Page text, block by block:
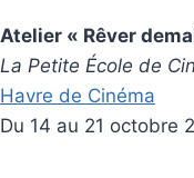
Atelier « Rêver
La Petite École de
Havre de Cinéma
Du 14 au 21 octobre